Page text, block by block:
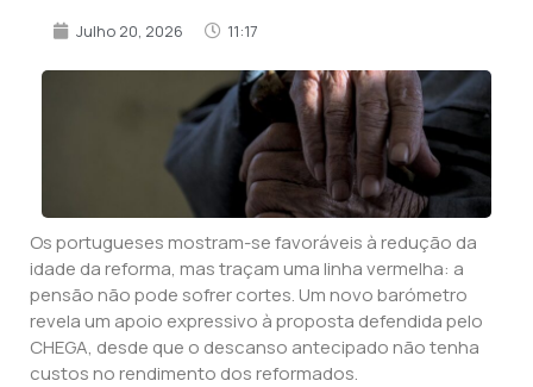
Julho 20, 2026 11:17
Os portugueses mostram-se favoráveis à redução da
idade da reforma, mas traçam uma linha vermelha: a
pensão não pode sofrer cortes. Um novo barómetro
revela um apoio expressivo à proposta defendida pelo
CHEGA, desde que o descanso antecipado não tenha
custos no rendimento dos reformados.